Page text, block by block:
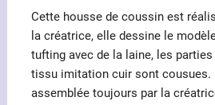
Cette housse de coussin est
la créatrice, elle dessine le
tufting avec de la laine, les
tissu imitation cuir sont cousues.
assemblée toujours par la